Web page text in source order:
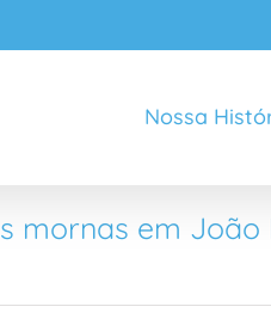
Nossa
mornas em João